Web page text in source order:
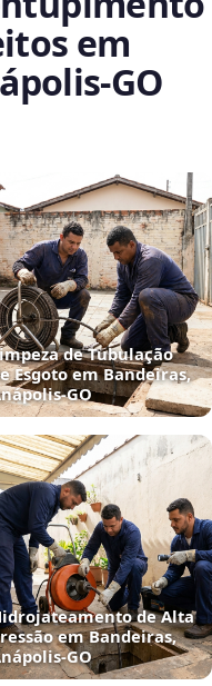
em
de Tubulação
Esgoto em Bandeiras,
de Alta
em Bandeiras,